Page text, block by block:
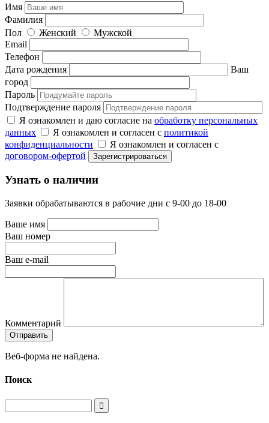
Имя
Фамилия
Пол
Женский
Мужской
Email
Телефон
Дата рождения
Ваш
город
Пароль
Подтверждение пароля
Я ознакомлен и даю согласие на обработку персональных
данных
Я ознакомлен и согласен с политикой
конфиденциальности
Я ознакомлен и согласен с
договором-офертой
Узнать о наличии
Заявки обрабатываются в рабочие дни с 9-00 до 18-00
Ваше имя
Ваш номер
Ваш e-mail
Комментарий
Веб-форма не найдена.
Поиск